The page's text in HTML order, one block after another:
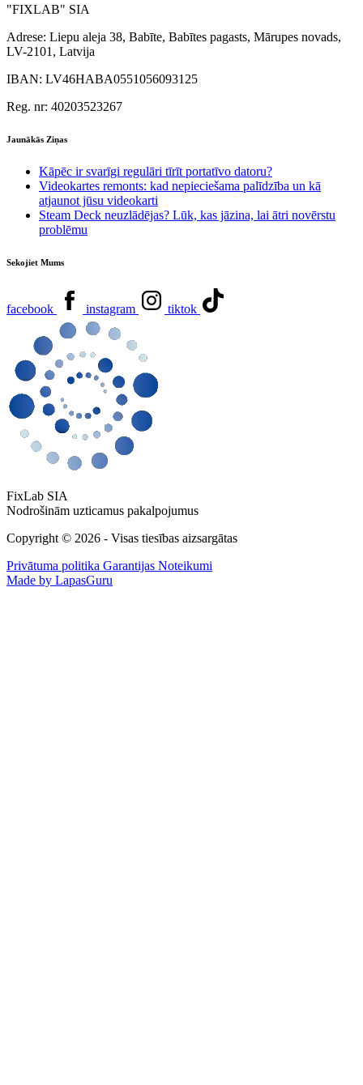
"FIXLAB" SIA
Adrese: Liepu aleja 38, Babīte, Babītes pagasts, Mārupes novads,
LV-2101, Latvija
IBAN: LV46HABA0551056093125
Reg. nr: 40203523267
Jaunākās Ziņas
Kāpēc ir svarīgi regulāri tīrīt portatīvo datoru?
Videokartes remonts: kad nepieciešama palīdzība un kā
atjaunot jūsu videokarti
Steam Deck neuzlādējas? Lūk, kas jāzina, lai ātri novērstu
problēmu
Sekojiet Mums
facebook instagram tiktok
FixLab SIA
Nodrošinām uzticamus pakalpojumus
Copyright © 2026 - Visas tiesības aizsargātas
Privātuma politika Garantijas Noteikumi
Made by LapasGuru